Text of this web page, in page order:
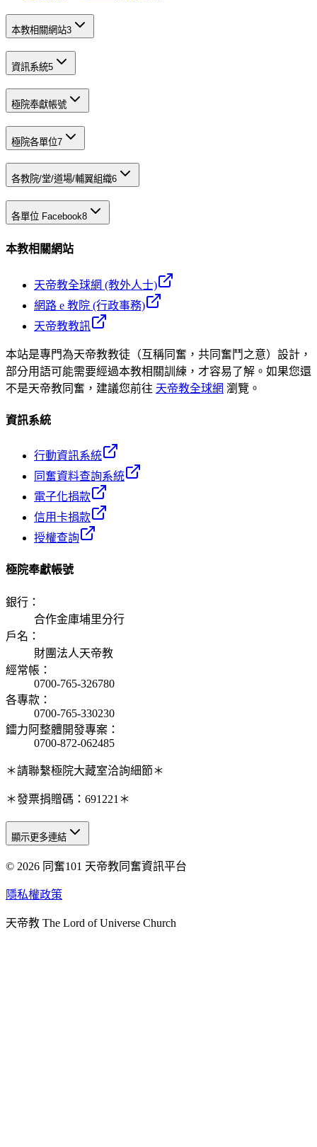
本教相關網站3
資訊系統5
極院奉獻帳號
極院各單位7
各教院/堂/道場/輔翼組織6
各單位 Facebook8
本教相關網站
天帝教全球網 (教外人士)
網路 e 教院 (行政事務)
天帝教教訊
本站是專門為天帝教教徒（互稱同奮，共同奮鬥之意）設計，
部分用語可能需要經過本教相關訓練，才容易了解。如果您還
不是天帝教同奮，建議您前往 天帝教全球網 瀏覽。
資訊系統
行動資訊系統
同奮資料查詢系統
電子化捐款
信用卡捐款
授權查詢
極院奉獻帳號
銀行 ：
合作金庫埔里分行
戶名 ：
財團法人天帝教
經常帳 ：
0700-765-326780
各專款 ：
0700-765-330230
鐳力阿整體開發專案 ：
0700-872-062485
＊請聯繫極院大藏室洽詢細節＊
＊發票捐贈碼：691221＊
天人研究總院
天人研究學院
天人炁功院
顯示更多連結
© 2026 同奮101 天帝教同奮資訊平台
隱私權政策
天帝教 The Lord of Universe Church